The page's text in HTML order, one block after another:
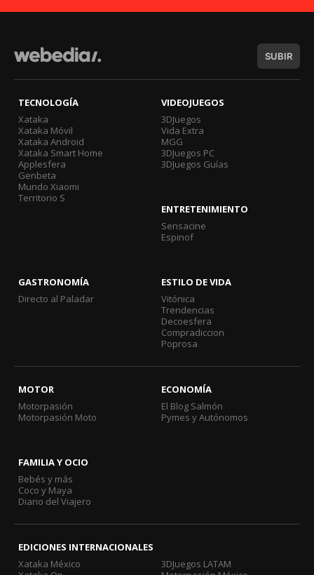
SUBIR
TECNOLOGÍA
Xataka
Xataka Móvil
Xataka Android
Xataka Smart Home
Applesfera
Genbeta
Mundo Xiaomi
Territorio S
VIDEOJUEGOS
3DJuegos
Vida Extra
MGG
3DJuegos PC
3DJuegos Guías
ENTRETENIMIENTO
Sensacine
Espinof
GASTRONOMÍA
Directo al Paladar
ESTILO DE VIDA
Vitónica
Trendencias
Decoesfera
Compradiccion
Poprosa
MOTOR
Motorpasión
Motorpasión Moto
ECONOMÍA
El Blog Salmón
Pymes y Autónomos
FAMILIA Y OCIO
Bebés y más
Coco y Maya
Diario del Viajero
EDICIONES INTERNACIONALES
Xataka México
3DJuegos LATAM